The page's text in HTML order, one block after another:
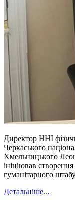
Директор ННІ
Черкаського
Хмельницького
ініціював
гуманітарного
Детальніше...